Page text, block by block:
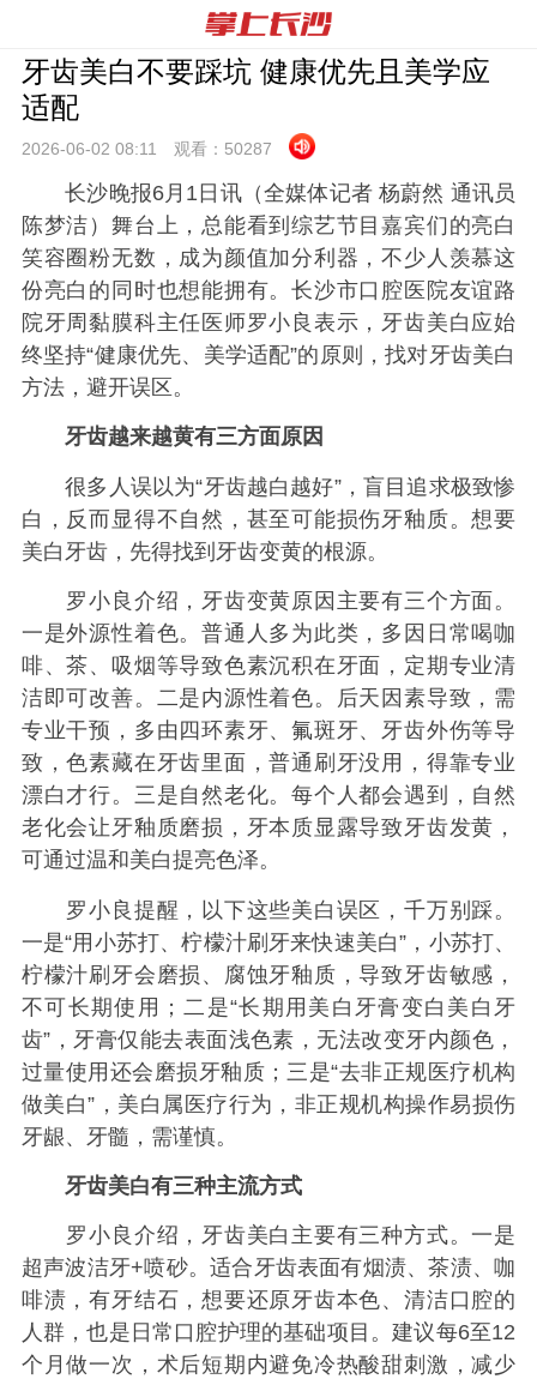
牙齿美白不要踩坑 健康优先且美学应
适配
2026-06-02 08:11 观看： 50287
长沙晚报6月1日讯（全媒体记者 杨蔚然 通讯员
陈梦洁）舞台上，总能看到综艺节目嘉宾们的亮白
笑容圈粉无数，成为颜值加分利器，不少人羡慕这
份亮白的同时也想能拥有。长沙市口腔医院友谊路
院牙周黏膜科主任医师罗小良表示，牙齿美白应始
终坚持“健康优先、美学适配”的原则，找对牙齿美白
方法，避开误区。
牙齿越来越黄有三方面原因
很多人误以为“牙齿越白越好”，盲目追求极致惨
白，反而显得不自然，甚至可能损伤牙釉质。想要
美白牙齿，先得找到牙齿变黄的根源。
罗小良介绍，牙齿变黄原因主要有三个方面。
一是外源性着色。普通人多为此类，多因日常喝咖
啡、茶、吸烟等导致色素沉积在牙面，定期专业清
洁即可改善。二是内源性着色。后天因素导致，需
专业干预，多由四环素牙、氟斑牙、牙齿外伤等导
致，色素藏在牙齿里面，普通刷牙没用，得靠专业
漂白才行。三是自然老化。每个人都会遇到，自然
老化会让牙釉质磨损，牙本质显露导致牙齿发黄，
可通过温和美白提亮色泽。
罗小良提醒，以下这些美白误区，千万别踩。
一是“用小苏打、柠檬汁刷牙来快速美白”，小苏打、
柠檬汁刷牙会磨损、腐蚀牙釉质，导致牙齿敏感，
不可长期使用；二是“长期用美白牙膏变白美白牙
齿”，牙膏仅能去表面浅色素，无法改变牙内颜色，
过量使用还会磨损牙釉质；三是“去非正规医疗机构
做美白”，美白属医疗行为，非正规机构操作易损伤
牙龈、牙髓，需谨慎。
牙齿美白有三种主流方式
罗小良介绍，牙齿美白主要有三种方式。一是
超声波洁牙+喷砂。适合牙齿表面有烟渍、茶渍、咖
啡渍，有牙结石，想要还原牙齿本色、清洁口腔的
人群，也是日常口腔护理的基础项目。建议每6至12
个月做一次，术后短期内避免冷热酸甜刺激，减少